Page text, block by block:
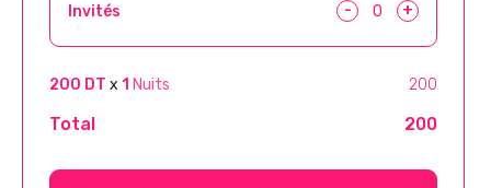
Invités - +
200 DT x 1 Nuits 200
Total 200